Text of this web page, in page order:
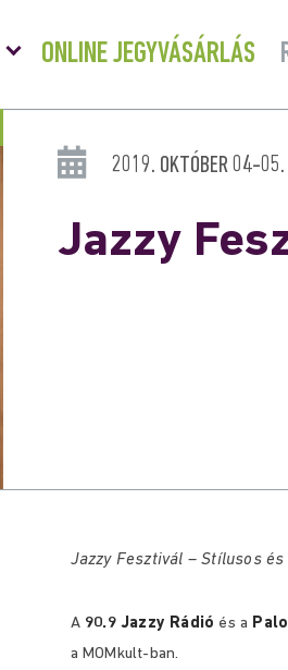
Menü
lenyitása
ONLINE JEGYVÁSÁRLÁS
2019. OKTÓBER 04-05.
Jazzy
Jazzy Fesztivál – Stílusos
A 90.9 Jazzy Rádió és a
a MOMkult-ban.